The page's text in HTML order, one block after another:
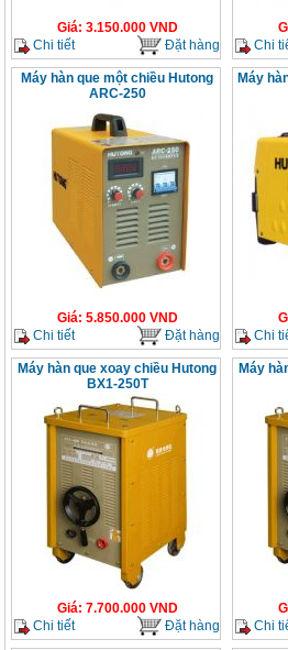
Giá: 3.150.000VND
Chi tiết
Đặt hàng
Chi
Máy hàn que một chiều Hutong
ARC-250
Giá: 5.850.000VND
Chi tiết
Đặt hàng
Máy
Chi
Máy hàn que xoay chiều Hutong
BX1-250T
Giá: 7.700.000VND
Chi tiết
Đặt hàng
Máy
Chi